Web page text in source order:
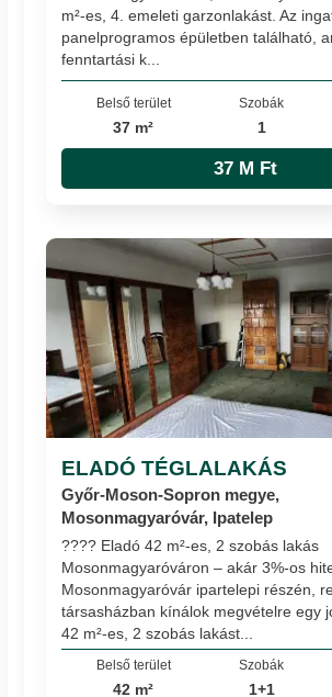
m²-es, 4. emeleti garzonlakást. Az
panelprogramos épületben található,
fenntartási k...
Belső terület
37 m²
Szobák
1
37 M Ft
ELADÓ TÉGLALAKÁS
Győr-Moson-Sopron megye,
Mosonmagyaróvár, Ipatelep
???? Eladó 42 m²-es, 2 szobás lakás
Mosonmagyaróváron – akár 3%-os
Mosonmagyaróvár ipartelepi részén,
társasházban kínálok megvételre egy
42 m²-es, 2 szobás lakást...
Belső terület
42 m²
Szobák
1+1